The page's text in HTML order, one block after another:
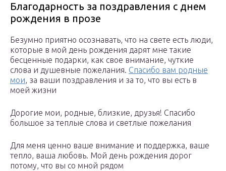
Благодарность за поздравления с днем
рождения в прозе
Безумно приятно осознавать, что на свете есть люди,
которые в мой день рождения дарят мне такие
бесценные подарки, как свое внимание, чуткие
слова и душевные пожелания. Спасибо вам родные
мои, за ваши поздравления и за то, что вы есть в
моей жизни
Дорогие мои, родные, близкие, друзья! Спасибо
большое за теплые слова и светлые пожелания
Для меня ценно ваше внимание и поддержка, ваше
тепло, ваша любовь. Мой день рождения дорог
потому, что вы со мной рядом